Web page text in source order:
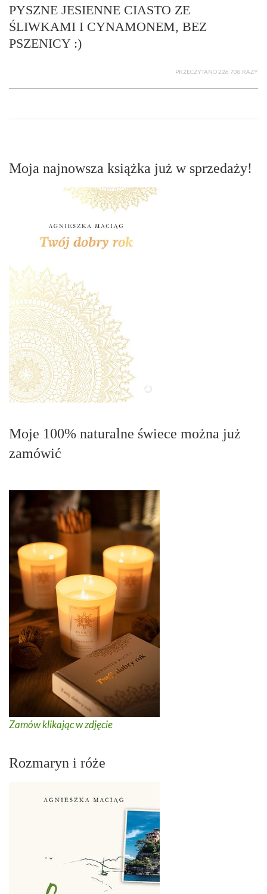
PYSZNE JESIENNE CIASTO ZE
ŚLIWKAMI I CYNAMONEM, BEZ
PSZENICY :)
PRZECZYTANO 226 708 RAZY
Moja najnowsza książka już w sprzedaży!
Moje 100% naturalne świece można już
zamówić
Zamów klikając w zdjęcie
Rozmaryn i róże